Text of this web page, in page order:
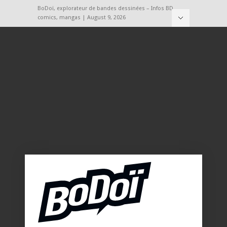
BoDoï, explorateur de bandes dessinées – Infos BD,
comics, mangas | August 9, 2026